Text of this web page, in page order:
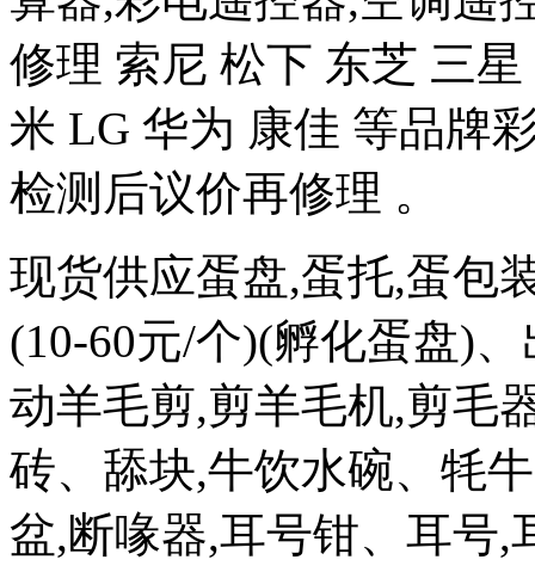
修理 索尼 松下 东芝 三
米 LG 华为 康佳 等品牌
检测后议价再修理 。
现货供应蛋盘,蛋托,蛋包
(10-60元/个)(孵化蛋盘)
动羊毛剪,剪羊毛机,剪毛
砖、舔块,牛饮水碗、牦
盆,断喙器,耳号钳、耳号,